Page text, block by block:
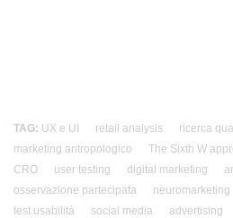
TAG: UX e UI retail analysis
ricerca
marketing antropologico
The Sixth W
CRO
user testing digital marketing
osservazione partecipata
neuromarketing
test usabilità
social media advertising